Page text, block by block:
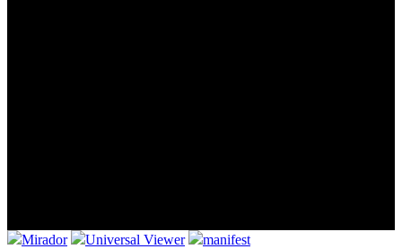
Mirador Universal Viewer manifest